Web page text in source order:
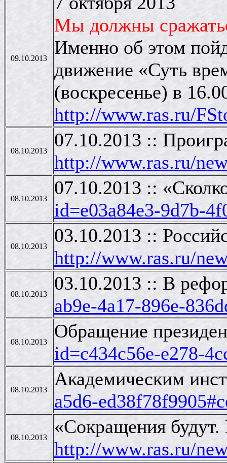
09.10.2013
Мы должны
Именно об этом
движение «Суть
(воскресенье) в
http://www.ras.ru/
08.10.2013
07.10.2013 ::
http://www.ras.ru/
08.10.2013
07.10.2013 ::
id=e03a84e3-9d7b-
08.10.2013
03.10.2013 ::
http://www.ras.ru/
08.10.2013
03.10.2013 :: В
ab9e-4a17-896e-
08.10.2013
Обращение
id=c434c56e-e278-
08.10.2013
Академическим
a5d6-
08.10.2013
«Сокращения
http://www.ras.ru/